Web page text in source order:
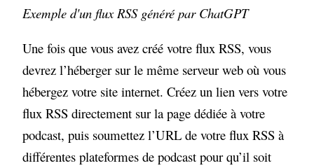
Exemple d'un flux RSS généré par ChatGPT
Une fois que vous avez créé votre flux RSS, vous
devrez l’héberger sur le même serveur web où vous
hébergez votre site internet. Créez un lien vers votre
flux RSS directement sur la page dédiée à votre
podcast, puis soumettez l’URL de votre flux RSS à
différentes plateformes de podcast pour qu’il soit